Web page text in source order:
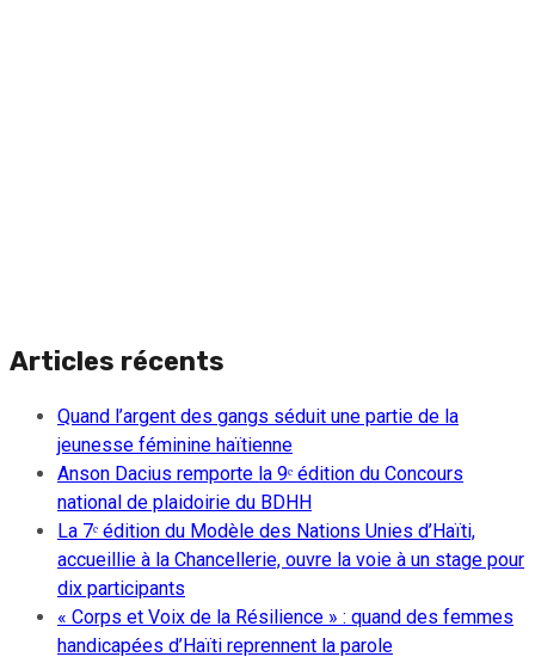
Articles récents
Quand l’argent des gangs séduit une partie de la
jeunesse féminine haïtienne
Anson Dacius remporte la 9ᵉ édition du Concours
national de plaidoirie du BDHH
La 7ᵉ édition du Modèle des Nations Unies d’Haïti,
accueillie à la Chancellerie, ouvre la voie à un stage pour
dix participants
« Corps et Voix de la Résilience » : quand des femmes
handicapées d’Haïti reprennent la parole